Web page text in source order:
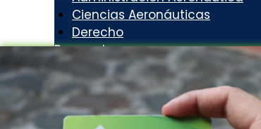
Ciencias Aeronáuticas
Derecho
Posgrados
Alta Gerencia Estratégica
Derecho Ambiental y Desarrollo
Gerencia de Proyectos
Gerencia del Talento Humano